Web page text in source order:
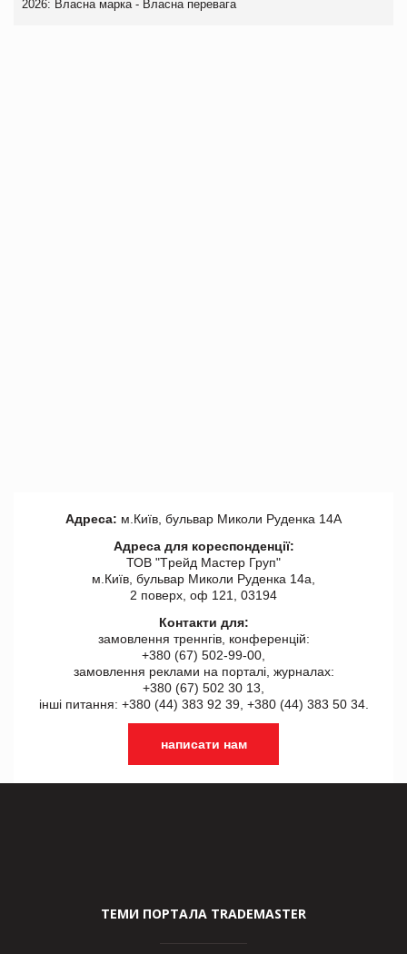
2026: Власна марка - Власна перевага
Адреса: м.Київ, бульвар Миколи Руденка 14А
Адреса для кореспонденції:
ТОВ "Tрейд Мастер Груп"
м.Київ, бульвар Миколи Руденка 14а,
2 поверх, оф 121, 03194
Контакти для:
замовлення треннгів, конференцій:
+380 (67) 502-99-00,
замовлення реклами на порталі, журналах:
+380 (67) 502 30 13,
інші питання: +380 (44) 383 92 39, +380 (44) 383 50 34.
написати нам
ТЕМИ ПОРТАЛА TRADEMASTER